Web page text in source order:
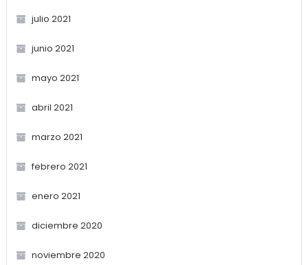
julio 2021
junio 2021
mayo 2021
abril 2021
marzo 2021
febrero 2021
enero 2021
diciembre 2020
noviembre 2020